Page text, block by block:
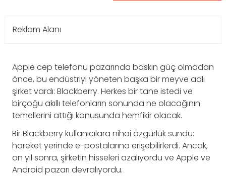
Reklam Alanı
Apple cep telefonu pazarında baskın güç olmadan
önce, bu endüstriyi yöneten başka bir meyve adlı
şirket vardı: Blackberry. Herkes bir tane istedi ve
birçoğu akıllı telefonların sonunda ne olacağının
temellerini attığı konusunda hemfikir olacak.
Bir Blackberry kullanıcılara nihai özgürlük sundu:
hareket yerinde e-postalarına erişebilirlerdi. Ancak,
on yıl sonra, şirketin hisseleri azalıyordu ve Apple ve
Android pazarı devralıyordu.